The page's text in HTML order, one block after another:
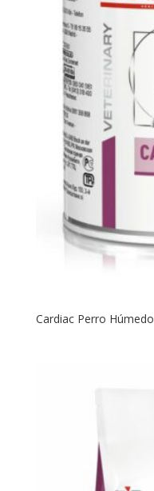
Cardiac Perro Húmedo